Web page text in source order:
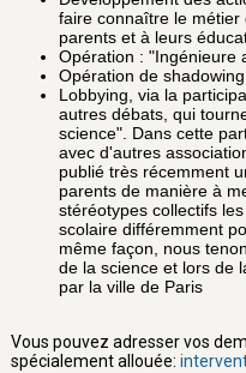
faire connaître le métier
parents et à leurs
Opération : "Ingénieure
Opération de shadowing
Lobbying, via la
autres débats, qui
science". Dans cette
avec d'autres
publié très récemment
parents de manière à
stéréotypes collectifs
scolaire différemment
même façon, nous
de la science et lors de
par la ville de Paris
Vous pouvez adresser vos
spécialement allouée: